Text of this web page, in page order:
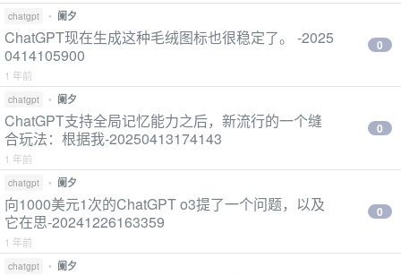
chatgpt • 阑夕
ChatGPT现在生成这种毛绒图标也很稳定了。 -2025
0414105900
1 年前
0
chatgpt • 阑夕
ChatGPT支持全局记忆能力之后，新流行的一个缝
合玩法：根据我-20250413174143
1 年前
0
chatgpt • 阑夕
向1000美元1次的ChatGPT o3提了一个问题，以及
它在思-20241226163359
1 年前
0
chatgpt • 阑夕